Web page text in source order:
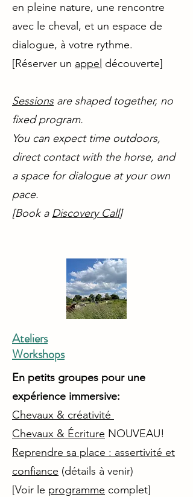
en pleine nature, une rencontre
avec le cheval, et un espace de
dialogue, à votre rythme.
[Réserver un appel découverte]
Sessionsare shaped together, no
fixed program.
You can expect time outdoors,
direct contact with the horse, and
a space for dialogue at your own
pace.
[Book a Discovery Call]
Ateliers
Workshops
En petits groupes pour une
expérience immersive:
Chevaux & créativité
Chevaux & Écriture NOUVEAU!
Reprendre sa place : assertivité et
confiance (détails à venir)
[Voir le programme complet]